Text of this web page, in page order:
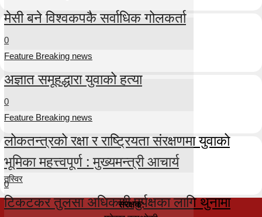
मेसी बने विश्वकपकै सर्वाधिक गोलकर्ता
0
Feature Breaking news
अज्ञात समूहद्धारा युवाको हत्या
0
Feature Breaking news
लोकतन्त्रको रक्षा र राष्ट्रियता संरक्षणमा युवाको
भूमिका महत्त्वपूर्ण : मुख्यमन्त्री आचार्य
0
तस्विर
टिकटकर तुलसा अधिकारी पुर्पक्षका लागि थुनामा
संरक्षक: